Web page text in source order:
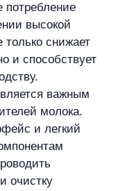
высокой
только снижает
и способствует
важным
молока.
и легкий
очистку